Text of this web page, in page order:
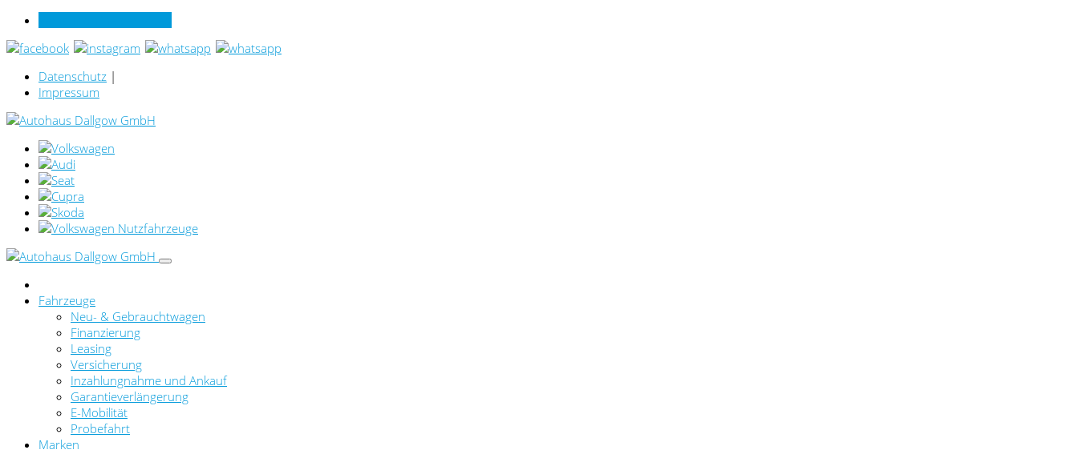
Datenschutz |
Impressum
Fahrzeuge
Neu- & Gebrauchtwagen
Finanzierung
Leasing
Versicherung
Inzahlungnahme und Ankauf
Garantieverlängerung
E-Mobilität
Probefahrt
Marken